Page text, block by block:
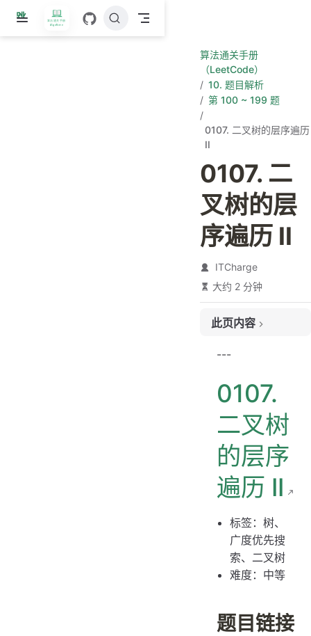
跳
算法通关手册
（LeetCode）
10. 题目解析
第 100 ~ 199 题
0107. 二叉树的层序遍历
II
0107. 二
叉树的层
序遍历 II
ITCharge
大约 2 分钟
此页内容
解题思路
思路 1：代码
思路 1：复杂度分析
---
0107.
二叉树
的层序
遍历 II
标签：树、
广度优先搜
索、二叉树
难度：中等
题目链接